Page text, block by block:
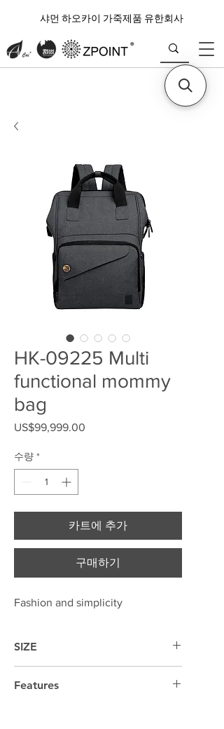
샤먼 하오카이 가죽제품 유한회사
HK-09225 Multi
functional mommy
bag
US$99,999.00
수량 *
카트에 추가
구매하기
Fashion and simplicity
SIZE
Features